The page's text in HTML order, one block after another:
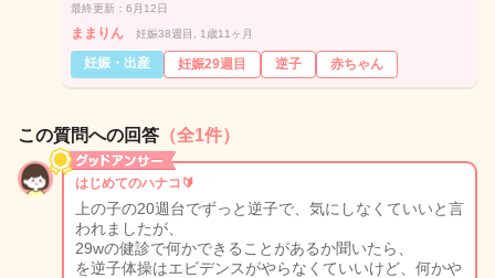
最終更新：6月12日
ままりん 妊娠38週目, 1歳11ヶ月
妊娠・出産 妊娠29週目 逆子 赤ちゃん
この質問への回答 （全1件）
はじめてのハナコ🔰
上の子の20週台でずっと逆子で、気にしなくていいと言
われましたが、
29wの健診で何かできることがあるか聞いたら、
を逆子体操はエビデンスがやらなくていいけど、何かや